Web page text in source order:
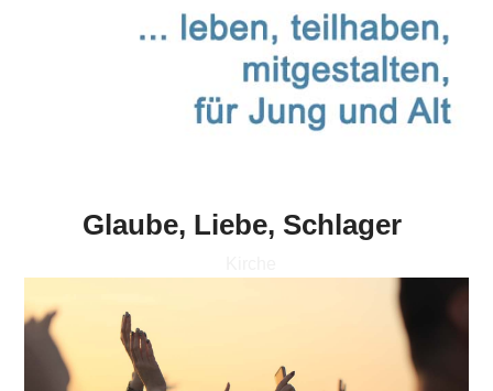
Glaube, Liebe, Schlager